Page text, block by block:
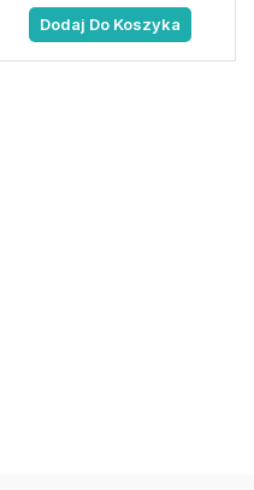
Dodaj Do Koszyka